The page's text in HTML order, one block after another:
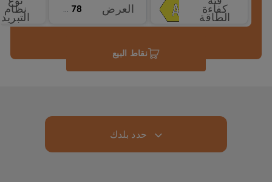
كفاءة
الطاقة
العرض 78 سم نظام
التبريد
نقاط البيع
حدد بلدك